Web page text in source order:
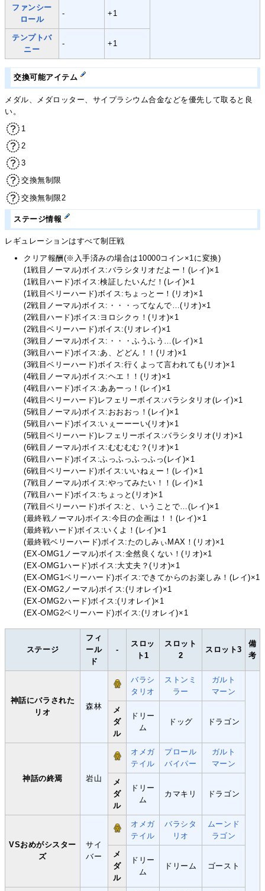
ファンシー
ロール
- +1
テンプトバ
ニー
- +1
交換可能アイテム
メダル、メダロッター、サイプラシウム合金などを優先して取ると良
い。
1
2
3
交換無制限
交換無制限2
ステージ情報
レギュレーションはすべて制圧戦
クリア報酬(※入手済みの場合は10000コイン×1に変換)
(1戦目ノーマル)ボイス:バラシタリオだよー！(レイ)×1
(1戦目ハード)ボイス:検証したいんだ！(レイ)×1
(1戦目ベリーハード)ボイス:ちょっとー！(リオ)×1
(2戦目ノーマル)ボイス:・・・ってなんで…(リオ)×1
(2戦目ハード)ボイス:ヨロシクゥ！(リオ)×1
(2戦目ベリーハード)ボイス:(リオレイ)×1
(3戦目ノーマル)ボイス:・・・ふうふう…(レイ)×1
(3戦目ハード)ボイス:あ、どどん！！(リオ)×1
(3戦目ベリーハード)ボイス:行くよって言われても(リオ)×1
(4戦目ノーマル)ボイス:ヘエ！！(リオ)×1
(4戦目ハード)ボイス:ああーっ！(レイ)×1
(4戦目ベリーハード)レフェリーボイス:バラシタリオ(レイ)×1
(5戦目ノーマル)ボイス:おおおっ！(レイ)×1
(5戦目ハード)ボイス:いぇーーーい(リオ)×1
(5戦目ベリーハード)レフェリーボイス:バラシタリオ(リオ)×1
(6戦目ノーマル)ボイス:むむむむ？(リオ)×1
(6戦目ハード)ボイス:ふっふっふっふっ(レイ)×1
(6戦目ベリーハード)ボイス:いいねぇー！(レイ)×1
(7戦目ノーマル)ボイス:やってみたい！！(レイ)×1
(7戦目ハード)ボイス:ちょっと(リオ)×1
(7戦目ベリーハード)ボイス:と、いうことで…(レイ)×1
(最終戦ノーマル)ボイス:今日の企画は！！(レイ)×1
(最終戦ハード)ボイス:いくよ！(レイ)×1
(最終戦ベリーハード)ボイス:たのしみぃMAX！(リオ)×1
(EX-OMG1ノーマル)ボイス:全然良くない！(リオ)×1
(EX-OMG1ハード)ボイス:大丈夫？(リオ)×1
(EX-OMG1ベリーハード)ボイス:できてからのお楽しみ！(レイ)×1
(EX-OMG2ノーマル)ボイス:(リオレイ)×1
(EX-OMG2ハード)ボイス:(リオレイ)×1
(EX-OMG2ベリーハード)ボイス:(リオレイ)×1
ステージ
フィ
ール
ド
-
スロッ
ト1
スロット
2
スロット3
備
考
神話にバラされた
リオ
森林
バラシ
タリオ
ストンミ
ラー
ガルト
マーン
メ
ダ
ル
ドリー
ム
ドッグ ドラゴン
神話の終焉 岩山
オメガ
テイル
プロール
バイパー
ガルト
マーン
メ
ダ
ル
ドリー
ム
カマキリ ドラゴン
VSおめがシスター
ズ
サイ
バー
オメガ
テイル
バラシタ
リオ
ムーンド
ラゴン
メ
ダ
ル
ドリー
ム
ドリーム ゴースト